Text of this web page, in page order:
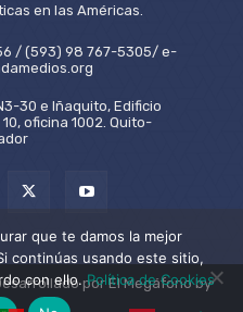
en las Américas.
/ (593) 98 767-5305/ e-
30 e Iñaquito, Edificio
oficina 1002. Quito-
por El Megáfono by
que te damos la mejor
continúas usando este sitio,
con ello.Política de Cookies